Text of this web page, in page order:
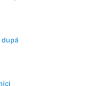
după